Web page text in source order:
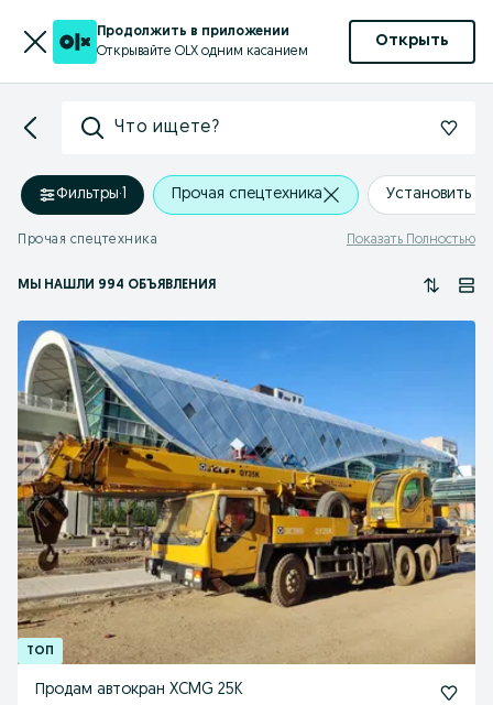
Продолжить в приложении
Открывайте OLX одним касанием
Открыть
Что ищете?
Фильтры·1 Прочая спецтехника Установить
Прочая спецтехника Показать Полностью
МЫ НАШЛИ 994 ОБЪЯВЛЕНИЯ
Продам автокран XCMG 25K